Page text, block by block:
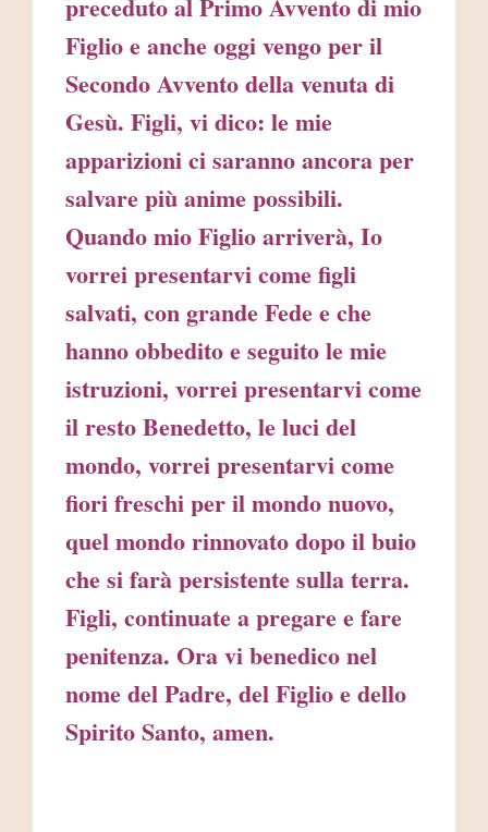
preceduto al Primo Avvento di mio
Figlio e anche oggi vengo per il
Secondo Avvento della venuta di
Gesù. Figli, vi dico: le mie
apparizioni ci saranno ancora per
salvare più anime possibili.
Quando mio Figlio arriverà, Io
vorrei presentarvi come figli
salvati, con grande Fede e che
hanno obbedito e seguito le mie
istruzioni, vorrei presentarvi come
il resto Benedetto, le luci del
mondo, vorrei presentarvi come
fiori freschi per il mondo nuovo,
quel mondo rinnovato dopo il buio
che si farà persistente sulla terra.
Figli, continuate a pregare e fare
penitenza. Ora vi benedico nel
nome del Padre, del Figlio e dello
Spirito Santo, amen.